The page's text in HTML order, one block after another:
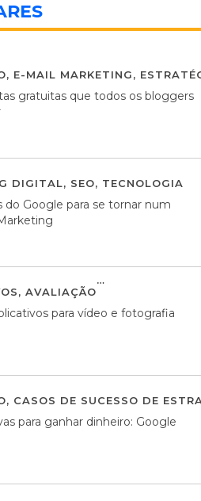
, E-MAIL MARKETING,
gratuitas que todos os bloggers
DIGITAL, SEO, TECNOLOGIA
do Google para se tornar num
, AVALIAÇÃO
para vídeo e fotografia
, CASOS DE SUCESSO DE
para ganhar dinheiro: Google